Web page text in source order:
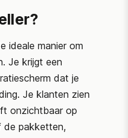
ideale manier om
Je krijgt een
dat je
Je klanten zien
onzichtbaar op
de pakketten,